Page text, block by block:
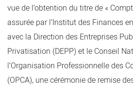
vue de l’obtention du titre de «
assurée par l’Institut des Finances
avec la Direction des Entreprises
Privatisation (DEPP) et le Conseil
l’Organisation Professionnelle des
(OPCA), une cérémonie de remise